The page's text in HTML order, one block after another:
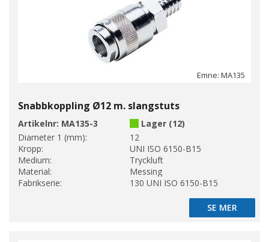
Emne: MA135
Snabbkoppling Ø12 m. slangstuts
Artikelnr: MA135-3
Lager (12)
Diameter 1 (mm):
12
Kropp:
UNI ISO 6150-B15
Medium:
Tryckluft
Material:
Messing
Fabrikserie:
130 UNI ISO 6150-B15
SE MER
SE MER